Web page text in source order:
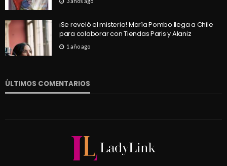
¡Se reveló el misterio! María Pombo llega a Chile
para colaborar con Tiendas Paris y Alaniz
1 año ago
ÚLTIMOS COMENTARIOS